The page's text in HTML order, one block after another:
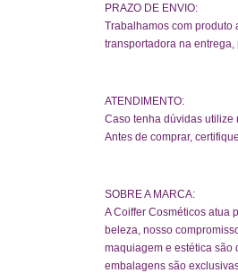
PRAZO DE ENVIO:
Trabalhamos com produto
transportadora na
ATENDIMENTO:
Caso tenha dúvidas utilize
Antes de comprar,
SOBRE A MARCA:
A Coiffer Cosméticos atua
beleza, nosso
maquiagem e estética são
embalagens são